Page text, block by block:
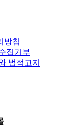
방침
집거부
법적고지